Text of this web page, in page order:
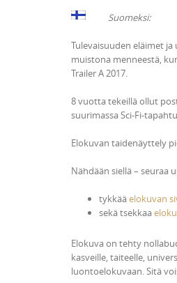
Suomeksi:
Tulevaisuuden eläimet
muistona menneestä,
Trailer A 2017.
8 vuotta tekeillä ollut
suurimassa Sci-Fi-
Elokuvan taidenäyttely
Nähdään siellä – seuraa
tykkääelokuvan
sekä tsekkaa
Elokuva on tehty
kasveille, taiteelle,
luontoelokuvaan. Sitä